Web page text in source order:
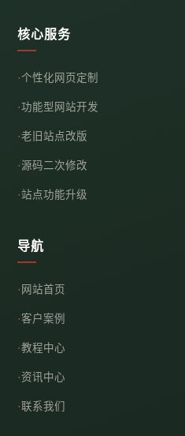
核心服务
个性化网页定制
功能型网站开发
老旧站点改版
源码二次修改
站点功能升级
导航
网站首页
客户案例
教程中心
资讯中心
联系我们